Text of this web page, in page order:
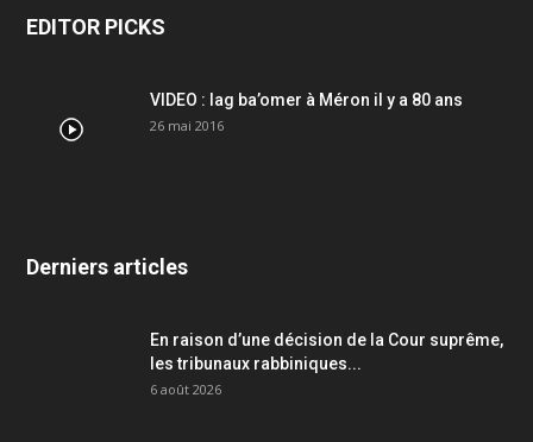
EDITOR PICKS
VIDEO : lag ba’omer à Méron il y a 80 ans
26 mai 2016
Derniers articles
En raison d’une décision de la Cour suprême,
les tribunaux rabbiniques...
6 août 2026